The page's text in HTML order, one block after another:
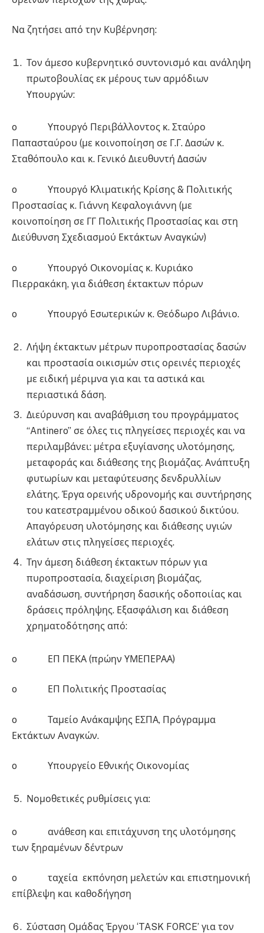
Να ζητήσει από την Κυβέρνηση:
Τον άμεσο κυβερνητικό συντονισμό και ανάληψη
πρωτοβουλίας εκ μέρους των αρμόδιων
Υπουργών:
o Υπουργό Περιβάλλοντος κ. Σταύρο
Παπασταύρου (με κοινοποίηση σε Γ.Γ. Δασών κ.
Σταθόπουλο και κ. Γενικό Διευθυντή Δασών
o Υπουργό Κλιματικής Κρίσης & Πολιτικής
Προστασίας κ. Γιάννη Κεφαλογιάννη (με
κοινοποίηση σε ΓΓ Πολιτικής Προστασίας και στη
Διεύθυνση Σχεδιασμού Εκτάκτων Αναγκών)
o Υπουργό Οικονομίας κ. Κυριάκο
Πιερρακάκη, για διάθεση έκτακτων πόρων
o Υπουργό Εσωτερικών κ. Θεόδωρο Λιβάνιο.
Λήψη έκτακτων μέτρων πυροπροστασίας δασών
και προστασία οικισμών στις ορεινές περιοχές
με ειδική μέριμνα για και τα αστικά και
περιαστικά δάση.
Διεύρυνση και αναβάθμιση του προγράμματος
“Antinero” σε όλες τις πληγείσες περιοχές και να
περιλαμβάνει: μέτρα εξυγίανσης υλοτόμησης,
μεταφοράς και διάθεσης της βιομάζας. Ανάπτυξη
φυτωρίων και μεταφύτευσης δενδρυλλίων
ελάτης. Έργα ορεινής υδρονομής και συντήρησης
του κατεστραμμένου οδικού δασικού δικτύου.
Απαγόρευση υλοτόμησης και διάθεσης υγιών
ελάτων στις πληγείσες περιοχές.
Την άμεση διάθεση έκτακτων πόρων για
πυροπροστασία, διαχείριση βιομάζας,
αναδάσωση, συντήρηση δασικής οδοποιίας και
δράσεις πρόληψης. Εξασφάλιση και διάθεση
χρηματοδότησης από:
o ΕΠ ΠΕΚΑ (πρώην ΥΜΕΠΕΡΑΑ)
o ΕΠ Πολιτικής Προστασίας
o Ταμείο Ανάκαμψης ΕΣΠΑ, Πρόγραμμα
Εκτάκτων Αναγκών.
o Υπουργείο Εθνικής Οικονομίας
Νομοθετικές ρυθμίσεις για:
o ανάθεση και επιτάχυνση της υλοτόμησης
των ξηραμένων δέντρων
o ταχεία εκπόνηση μελετών και επιστημονική
επίβλεψη και καθοδήγηση
Σύσταση Ομάδας Έργου ‘TASK FORCE’ για τον